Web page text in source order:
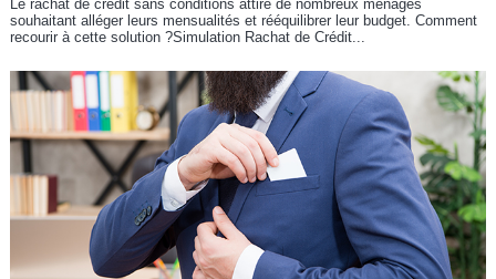
Le rachat de crédit sans conditions attire de nombreux ménages
souhaitant alléger leurs mensualités et rééquilibrer leur budget. Comment
recourir à cette solution ?Simulation Rachat de Crédit...